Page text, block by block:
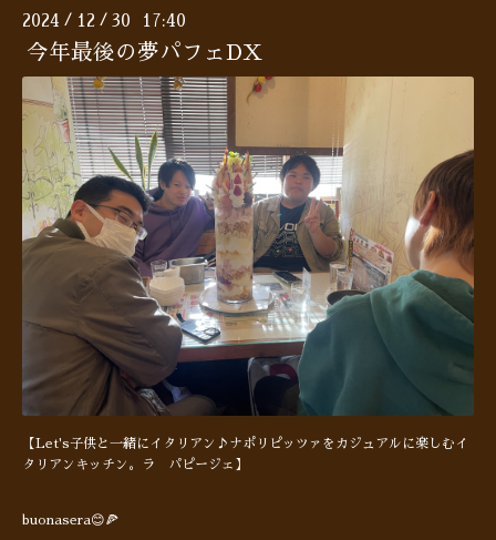
2024 / 12 / 30 17:40
今年最後の夢パフェDX
【Let's子供と一緒にイタリアン♪ナポリピッツァをカジュアルに楽しむイ
タリアンキッチン。ラ パピージェ】
buonasera😊🍕